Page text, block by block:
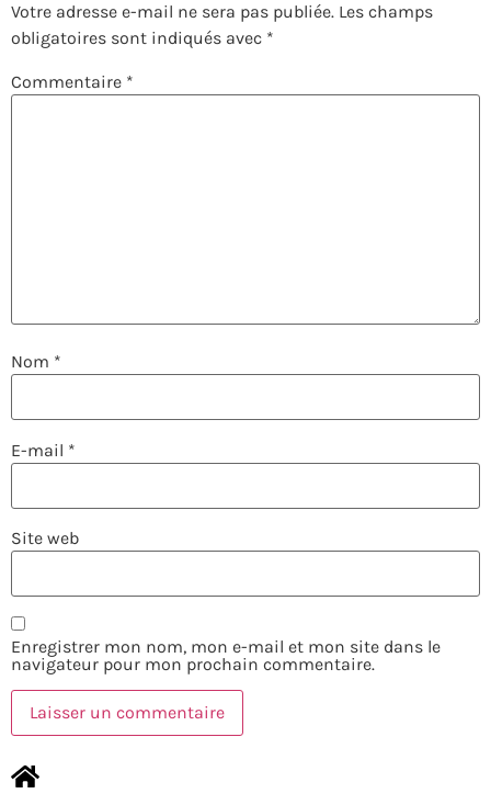
Votre adresse e-mail ne sera pas publiée. Les champs
obligatoires sont indiqués avec *
Commentaire *
Nom *
E-mail *
Site web
Enregistrer mon nom, mon e-mail et mon site dans le
navigateur pour mon prochain commentaire.